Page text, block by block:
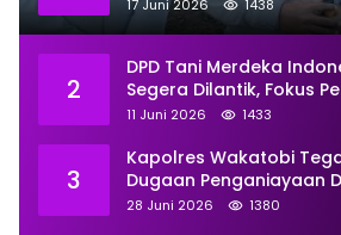
17 Juni 2026 1438
2
DPD Tani Merdeka
Segera Dilantik, Fokus
Pemberdayaan
11 Juni 2026 1433
3
Kapolres Wakatobi
Dugaan Penganiayaan
Dua Anggota Ditangani
28 Juni 2026 1380